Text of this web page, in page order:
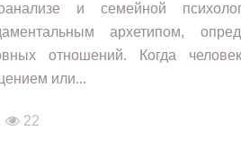
и семейной
архетипом,
отношений. Когда
или...
22